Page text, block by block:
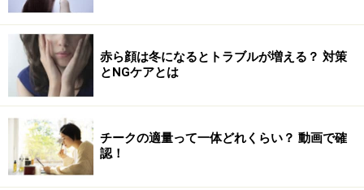
赤ら顔は冬になるとトラブルが増える？ 対策
とNGケアとは
チークの適量って一体どれくらい？ 動画で確
認！